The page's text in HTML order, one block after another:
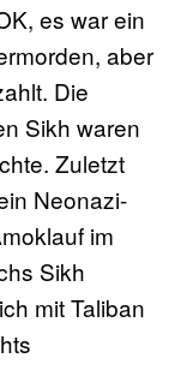
es war ein
aber
Die
Sikh waren
Zuletzt
Neonazi-
im
Sikh
mit Taliban